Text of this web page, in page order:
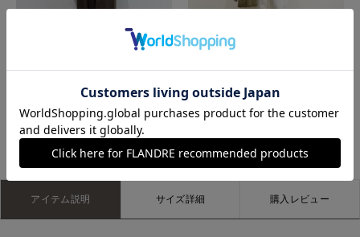
広島三越SUPERIORCLOSET 盛岡川徳SUPERIOR CLOSET
アイテム説明 サイズ詳細 購入レビュー